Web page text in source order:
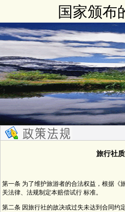
国家颁布
旅行社
第一条 为了维护旅游者的合法权益，根据《
关法律、法规制定本赔偿试行 标准。
第二条 因旅行社的故决或过失未达到合同约